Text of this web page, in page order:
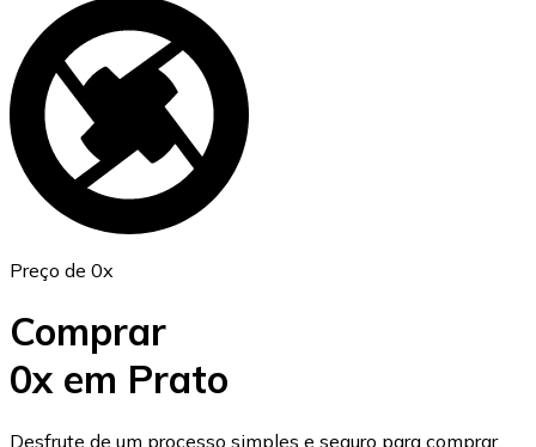
Ethereum
ETH
USD Coin
Preço de 0x
Comprar
0x em Prato
Desfrute de um processo simples e seguro para comprar,